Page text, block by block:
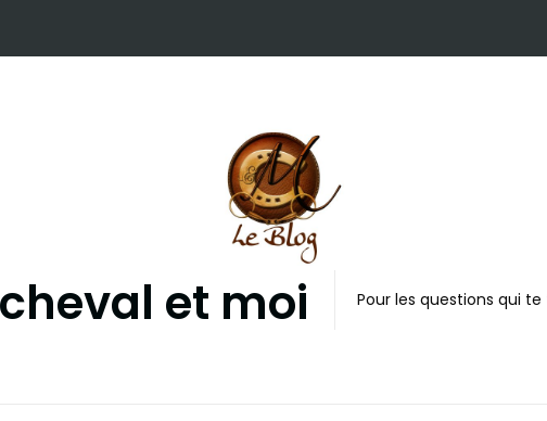
et moi Pour les questions qui